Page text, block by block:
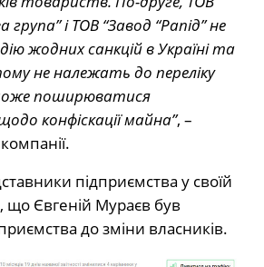
група” і ТОВ “Завод “Рапід” не
жодних санкцій в Україні та
не належать до переліку
поширюватися
конфіскації майна”, –
підприємства у своїй
що Євгеній Мураєв був
до зміни власників.